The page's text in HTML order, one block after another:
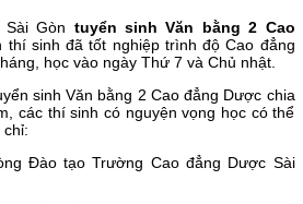
Gòn tuyển sinh Văn bằng 2 Cao
sinh đã tốt nghiệp trình độ Cao đẳng
học vào ngày Thứ 7 và Chủ nhật.
sinh Văn bằng 2 Cao đẳng Dược chia
các thí sinh có nguyện vọng học có thể
Đào tạo Trường Cao đẳng Dược Sài